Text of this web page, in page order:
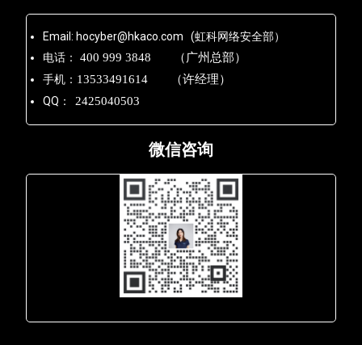
Email: hocyber@hkaco.com (虹科网络安全部）
电话：
400 999 3848 （广州总部）
手机： 13533491614 （许经理）
QQ： 2425040503
微信咨询